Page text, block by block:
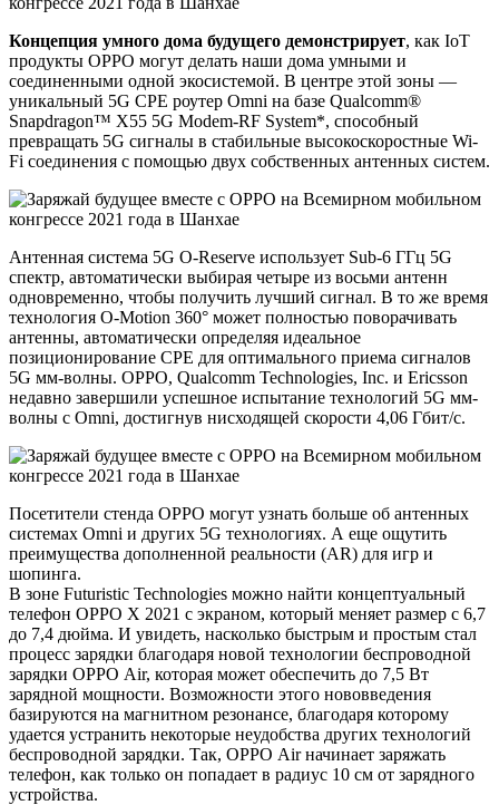
Концепция умного дома будущего демонстрирует, как IoT
продукты OPPO могут делать наши дома умными и
соединенными одной экосистемой. В центре этой зоны —
уникальный 5G CPE роутер Omni на базе Qualcomm®
Snapdragon™ X55 5G Modem-RF System*, способный
превращать 5G сигналы в стабильные высокоскоростные Wi-
Fi соединения с помощью двух собственных антенных систем.
Антенная система 5G O-Reserve использует Sub-6 ГГц 5G
спектр, автоматически выбирая четыре из восьми антенн
одновременно, чтобы получить лучший сигнал. В то же время
технология O-Motion 360° может полностью поворачивать
антенны, автоматически определяя идеальное
позиционирование CPE для оптимального приема сигналов
5G мм-волны. OPPO, Qualcomm Technologies, Inc. и Ericsson
недавно завершили успешное испытание технологий 5G мм-
волны с Omni, достигнув нисходящей скорости 4,06 Гбит/с.
Посетители стенда OPPO могут узнать больше об антенных
системах Omni и других 5G технологиях. А еще ощутить
преимущества дополненной реальности (AR) для игр и
шопинга.
В зоне Futuristic Technologies можно найти концептуальный
телефон OPPO X 2021 с экраном, который меняет размер с 6,7
до 7,4 дюйма. И увидеть, насколько быстрым и простым стал
процесс зарядки благодаря новой технологии беспроводной
зарядки ОРРО Air, которая может обеспечить до 7,5 Вт
зарядной мощности. Возможности этого нововведения
базируются на магнитном резонансе, благодаря которому
удается устранить некоторые неудобства других технологий
беспроводной зарядки. Так, ОРРО Air начинает заряжать
телефон, как только он попадает в радиус 10 см от зарядного
устройства.